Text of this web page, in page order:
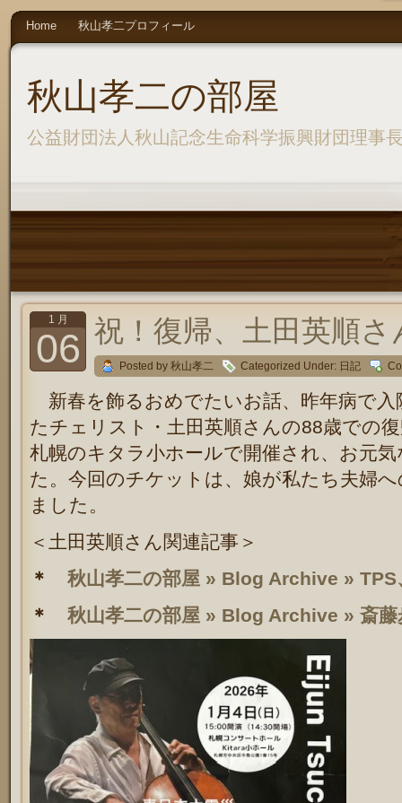
秋山孝二の部屋
公益財団法人秋山記念生命科学振興財団理事
Home 秋山孝二プロフィール
1 月
06 祝！復帰、土田英順さ
Posted by 秋山孝二 Categorized Under: 日記
新春を飾るおめでたいお話、昨年病で入
たチェリスト・土田英順さんの88歳での
札幌のキタラ小ホールで開催され、お元
た。今回のチケットは、娘が私たち夫婦
ました。
＜土田英順さん関連記事＞
＊ 秋山孝二の部屋 » Blog Archive »
＊ 秋山孝二の部屋 » Blog Archive » 斎